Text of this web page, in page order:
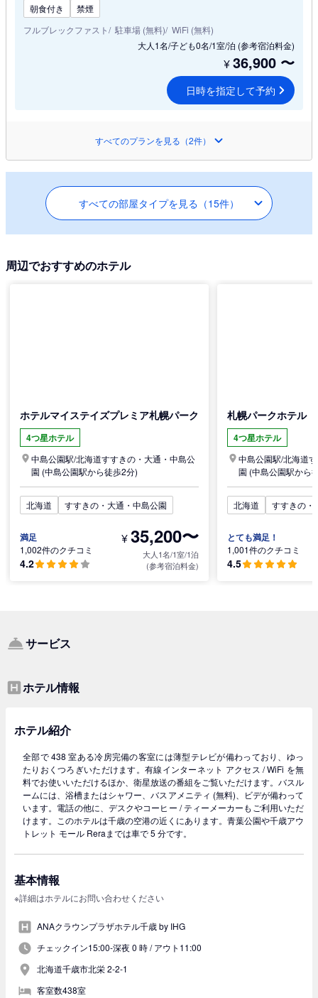
朝食付き
禁煙
フルブレックファスト
駐車場 (無料) WiFi (無料)
大人1名/子ども0名/1室/泊 (参考宿泊料金)
¥36,900 〜
日時を指定して予約
すべてのプランを見る（2件）
すべての部屋タイプを見る（15件）
周辺でおすすめのホテル
ホテルマイステイズプレミア札幌パーク
4つ星ホテル
中島公園駅/北海道すすきの・大通・中島公
園 (中島公園駅から徒歩2分)
北海道 すすきの・大通・中島公園
満足
1,002件のクチコミ
4.2
¥35,200〜
大人1名/1室/1泊
(参考宿泊料金)
札幌パークホテル
4つ星ホテル
中島公園駅/北海道
園 (中島公園駅から
北海道 すすきの・
とても満足！
1,001件のクチコミ
4.5
サービス
ホテル情報
ホテル紹介
全部で 438 室ある冷房完備の客室には薄型テレビが備わっており、ゆっ
たりおくつろぎいただけます。有線インターネット アクセス / WiFi を無
料でお使いいただけるほか、衛星放送の番組をご覧いただけます。バスル
ームには、浴槽またはシャワー、バスアメニティ (無料)、ビデが備わって
います。電話の他に、デスクやコーヒー / ティーメーカーもご利用いただ
けます。このホテルは千歳の空港の近くにあります。青葉公園や千歳アウ
トレット モール Reraまでは車で 5 分です。
基本情報
※詳細はホテルにお問い合わせください
ANAクラウンプラザホテル千歳 by IHG
チェックイン15:00-深夜 0 時 /アウト11:00
北海道千歳市北栄 2-2-1
客室数438室